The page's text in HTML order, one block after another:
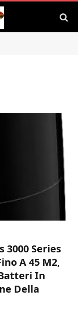
3000 Series
A 45 M2,
In
Della